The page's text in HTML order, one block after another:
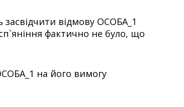
засвідчити відмову ОСОБА_1
фактично не було, що
на його вимогу